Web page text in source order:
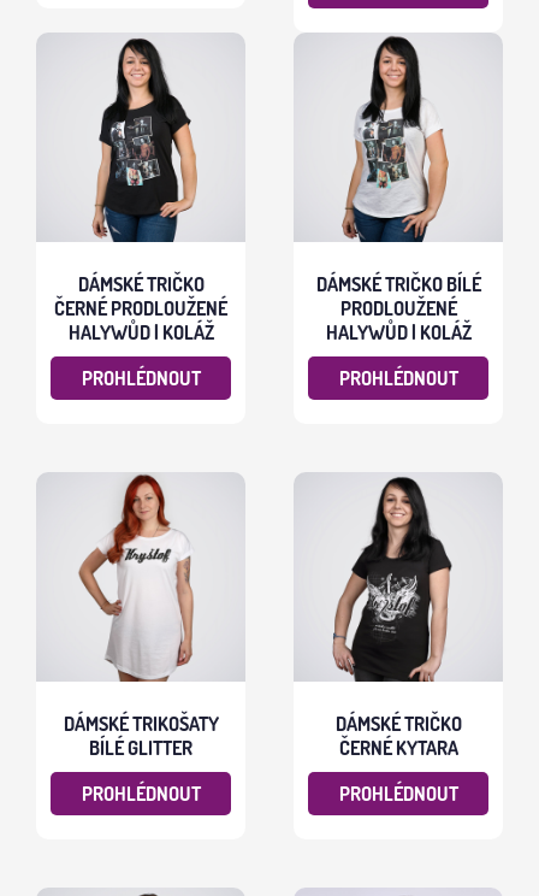
DÁMSKÉ TRIČKO
ČERNÉ PRODLOUŽENÉ
HALYWŮD | KOLÁŽ
PROHLÉDNOUT
DÁMSKÉ TRIČKO BÍLÉ
PRODLOUŽENÉ
HALYWŮD | KOLÁŽ
PROHLÉDNOUT
DÁMSKÉ TRIKOŠATY
BÍLÉ GLITTER
PROHLÉDNOUT
DÁMSKÉ TRIČKO
ČERNÉ KYTARA
PROHLÉDNOUT